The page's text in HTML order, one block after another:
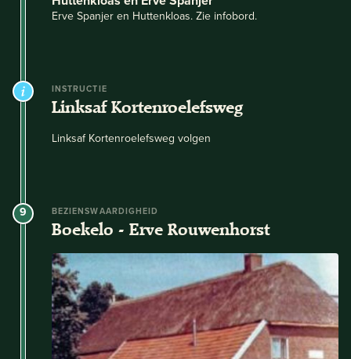
Erve Spanjer en Huttenkloas. Zie infobord.
INSTRUCTIE
Linksaf Kortenroelefsweg
Linksaf Kortenroelefsweg volgen
9 BEZIENSWAARDIGHEID
Boekelo - Erve Rouwenhorst